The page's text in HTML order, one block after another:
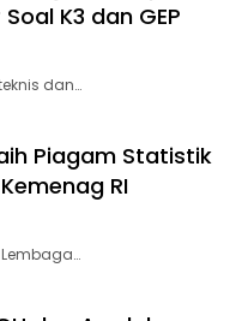
K3 dan GEP
dan…
Piagam Statistik
RI